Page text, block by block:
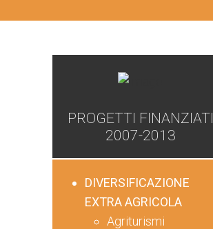
PROGETTI FINANZIATI
2007-2013
DIVERSIFICAZIONE
EXTRA AGRICOLA
Agriturismi